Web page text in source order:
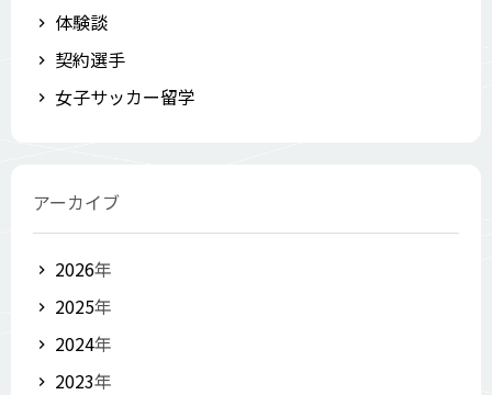
体験談
契約選手
女子サッカー留学
アーカイブ
2026年
2025年
2024年
2023年